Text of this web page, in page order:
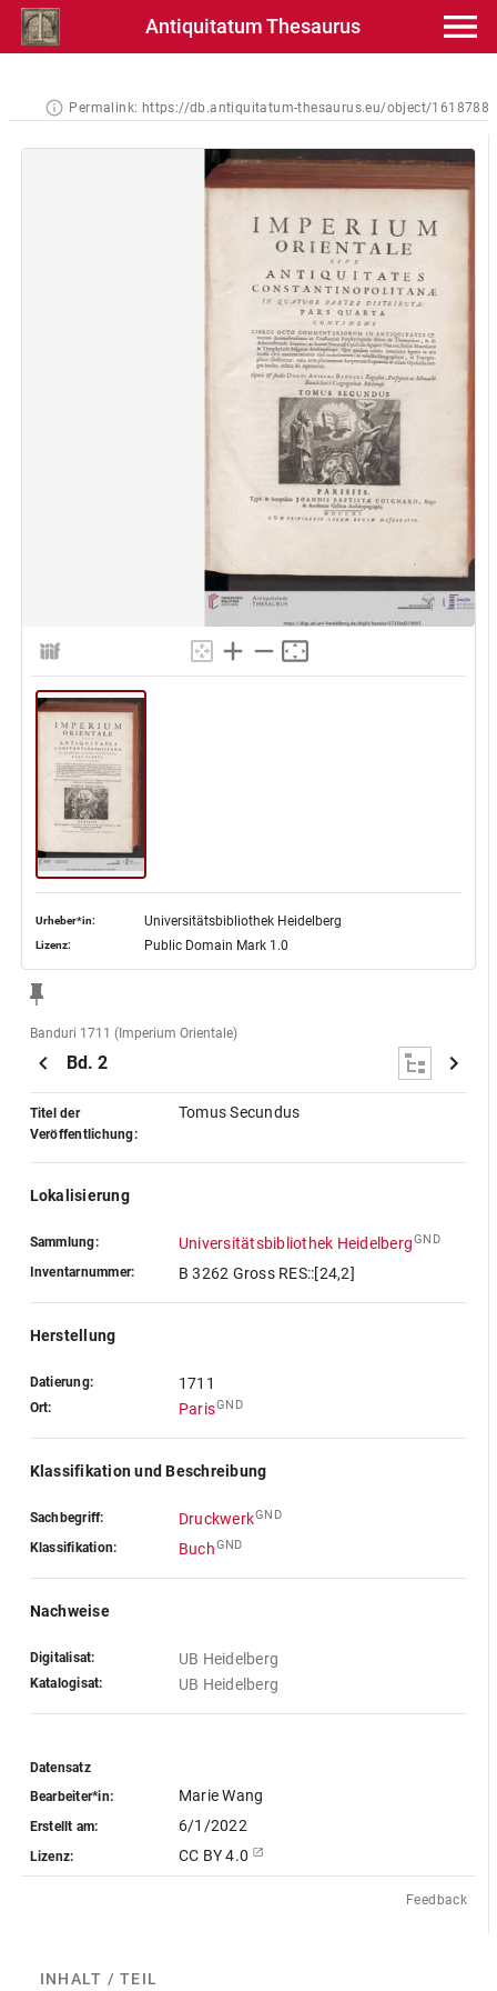
Antiquitatum Thesaurus
Permalink: https://db.antiquitatum-thesaurus.eu/object/1618788
Urheber*in: Universitätsbibliothek Heidelberg
Lizenz: Public Domain Mark 1.0
Banduri 1711 (Imperium Orientale)
Bd. 2
Titel der
Veröffentlichung:
Tomus Secundus
Lokalisierung
Sammlung: Universitätsbibliothek HeidelbergGND
Inventarnummer: B 3262 Gross RES::[24,2]
Herstellung
Datierung: 1711
Ort: ParisGND
Klassifikation und Beschreibung
Sachbegriff: DruckwerkGND
Klassifikation: BuchGND
Nachweise
Digitalisat: UB Heidelberg
Katalogisat: UB Heidelberg
Datensatz
Bearbeiter*in:
Marie Wang
Erstellt am: 6/1/2022
Lizenz: CC BY 4.0
Feedback
INHALT / TEILE